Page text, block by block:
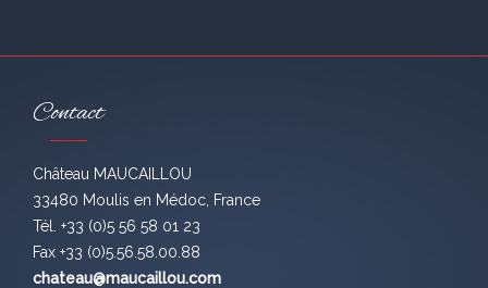
Contact
Château MAUCAILLOU
33480 Moulis en Médoc, France
Tél. +33 (0)5 56 58 01 23
Fax +33 (0)5.56.58.00.88
chateau@maucaillou.com